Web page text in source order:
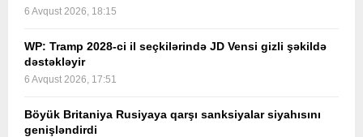
6 Avqust 2026, 18:15
WP: Tramp 2028-ci il seçkilərində JD Vensi gizli şəkildə
dəstəkləyir
6 Avqust 2026, 17:51
Böyük Britaniya Rusiyaya qarşı sanksiyalar siyahısını
genişləndirdi